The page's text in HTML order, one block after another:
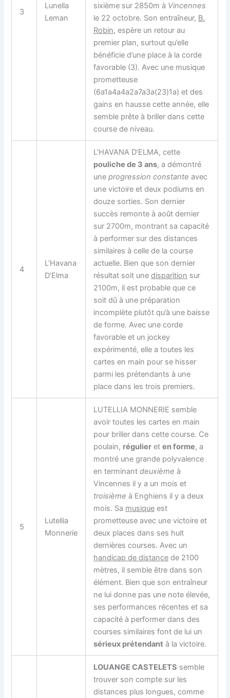
3
Lunella
Leman
sixième sur 2850m à Vincennes
le 22 octobre. Son entraîneur, B.
Robin, espère un retour au
premier plan, surtout qu’elle
bénéficie d’une place à la corde
favorable (3). Avec une musique
prometteuse
(6a1a4a4a2a7a3a(23)1a) et des
gains en hausse cette année, elle
semble prête à briller dans cette
course de niveau.
4
L’Havana
D’Elma
L’HAVANA D’ELMA, cette
pouliche de 3 ans, a démontré
uneprogression constante avec
une victoire et deux podiums en
douze sorties. Son dernier
succès remonte à août dernier
sur 2700m, montrant sa capacité
à performer sur des distances
similaires à celle de la course
actuelle. Bien que son dernier
résultat soit unedisparition sur
2100m, il est probable que ce
soit dû à une préparation
incomplète plutôt qu’à une baisse
de forme. Avec une corde
favorable et un jockey
expérimenté, elle a toutes les
cartes en main pour se hisser
parmi les prétendants à une
place dans les trois premiers.
5
Lutellia
Monnerie
LUTELLIA MONNERIE semble
avoir toutes les cartes en main
pour briller dans cette course. Ce
poulain, régulier eten forme, a
montré une grande polyvalence
en terminantdeuxième à
Vincennes il y a un mois et
troisième à Enghiens il y a deux
mois. Sa musique est
prometteuse avec une victoire et
deux places dans ses huit
dernières courses. Avec un
handicap de distance de 2100
mètres, il semble être dans son
élément. Bien que son entraîneur
ne lui donne pas une note élevée,
ses performances récentes et sa
capacité à performer dans des
courses similaires font de lui un
sérieux prétendant à la victoire.
LOUANGE CASTELETS semble
trouver son compte sur les
distances plus longues, comme